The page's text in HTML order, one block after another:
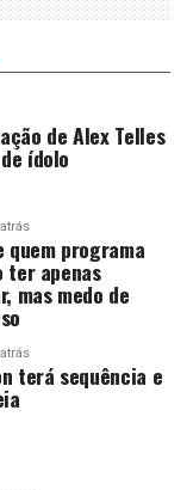
de Alex Telles
ídolo
programa
ter apenas
mas medo de
terá sequência e